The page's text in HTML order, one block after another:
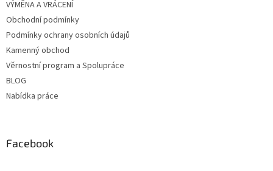
VÝMĚNA A VRÁCENÍ
Obchodní podmínky
Podmínky ochrany osobních údajů
Kamenný obchod
Věrnostní program a Spolupráce
BLOG
Nabídka práce
Facebook